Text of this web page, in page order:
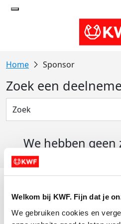
Welkom bij KWF. Fijn dat je
We gebruiken cookies en
Sponsor
Zoek een
We hebben
Actiematerialen
Evenementen